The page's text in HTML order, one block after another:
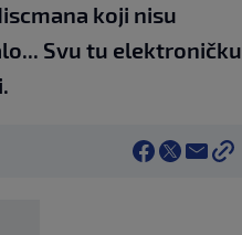
koji nisu
Svu tu elektroničku